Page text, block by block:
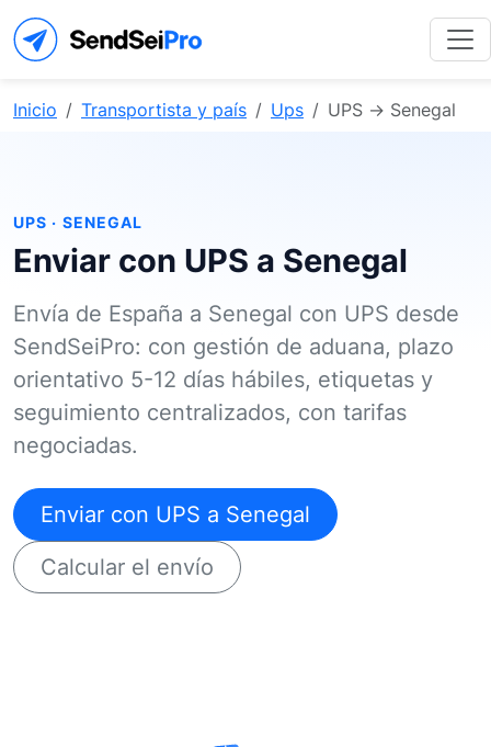
Inicio Transportista y país Ups UPS → Senegal
UPS · SENEGAL
Enviar con UPS a Senegal
Envía de España a Senegal con UPS desde
SendSeiPro: con gestión de aduana, plazo
orientativo 5-12 días hábiles, etiquetas y
seguimiento centralizados, con tarifas
negociadas.
Enviar con UPS a Senegal
Calcular el envío